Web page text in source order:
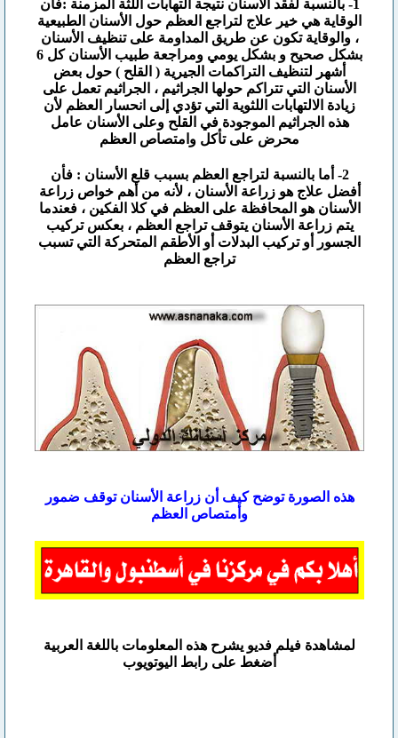
1- بالنسبة لفقد الأسنان نتيجة التهابات اللثة المزمنة :فأن
الوقاية هي خير علاج لتراجع العظم حول الأسنان الطبيعية
، والوقاية تكون عن طريق المداومة على تنظيف الأسنان
بشكل صحيح و بشكل يومي ومراجعة طبيب الأسنان كل 6
أشهر لتنظيف التراكمات الجيرية ( القلح ) حول بعض
الأسنان التي تتراكم حولها الجراثيم ، الجراثيم تعمل على
زيادة الالتهابات اللثوية التي تؤدي إلى انحسار العظم لأن
هذه الجراثيم الموجودة في القلح وعلى الأسنان عامل
محرض على تأكل وامتصاص العظم
2- أما بالنسبة لتراجع العظم بسبب قلع الأسنان : فأن
أفضل علاج هو زراعة الأسنان ، لأنه من أهم خواص زراعة
الأسنان هو المحافظة على العظم في كلا الفكين ، فعندما
يتم زراعة الأسنان يتوقف تراجع العظم ، بعكس تركيب
الجسور أو تركيب البدلات أو الأطقم المتحركة التي تسبب
تراجع العظم
هذه الصورة توضح كيف أن زراعة الأسنان توقف ضمور
وأمتصاص العظم
لمشاهدة فيلم فديو يشرح هذه المعلومات باللغة العربية
أضغط على رابط اليوتويوب